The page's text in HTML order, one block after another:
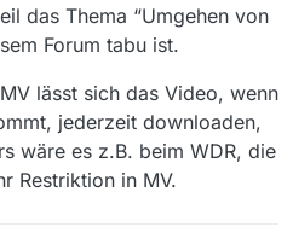
das Thema “Umgehen von
Forum tabu ist.
lässt sich das Video, wenn
jederzeit downloaden,
wäre es z.B. beim WDR, die
Restriktion in MV.